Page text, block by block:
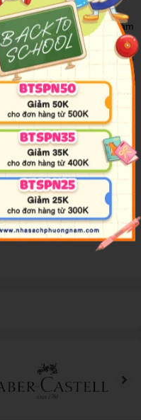
Anh Quốc và cũng là thám
công khám phá các vụ kỳ
tước. Ông là một thân sỹ
là điển hình của thời đại
đưa bạn đọc đến những
và cũng lắm dữ dội, hiểm
án phi phàm của mình.
lối kể chuyện nhẹ nhàng,
Và hơn thế nữa, còn nhiều
khám phá lý thú hơn các
tăng cường trí thông minh